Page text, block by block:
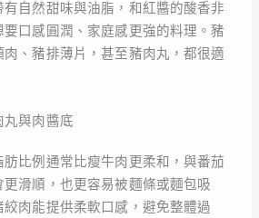
自然甜味與油脂，和紅醬的酸香非
口感圓潤、家庭感更強的料理。豬
、豬排薄片，甚至豬肉丸，都很適
丸與肉醬底
比例通常比瘦牛肉更柔和，與番茄
滑順，也更容易被麵條或麵包吸
絞肉能提供柔軟口感，避免整體過